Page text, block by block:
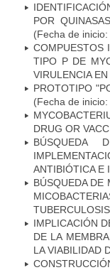
POR
(Fecha de
COMPUESTOS
TIPO P DE
VIRULENCIA
PROTOTIPO
(Fecha de
DRUG OR
BÚSQUEDA
ANTIBIÓTICA E
BÚSQUEDA DE
IMPLICACIÓN
DE LA
LA VIABILIDAD